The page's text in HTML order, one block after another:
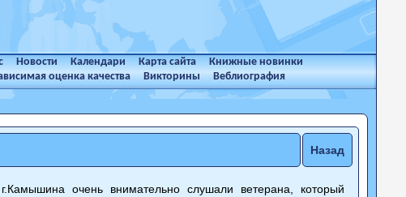
Новости Календари Карта сайта
Книжные новинки
оценка качества Викторины
Веблиография
Назад
очень внимательно слушали ветерана, который